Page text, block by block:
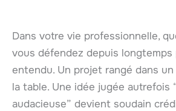
Dans votre vie professionnelle,
vous défendez depuis
entendu. Un projet rangé dans
la table. Une idée jugée autrefois
audacieuse” devient soudain